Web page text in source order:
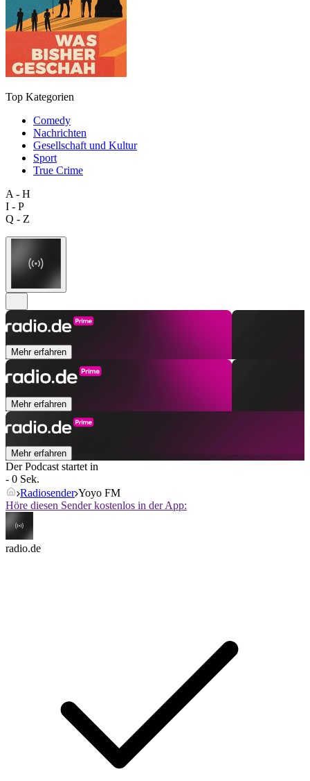
Top Kategorien
Comedy
Nachrichten
Gesellschaft und Kultur
Sport
True Crime
A - H
I - P
Q - Z
Mehr erfahren
Mehr erfahren
Mehr erfahren
Der Podcast startet in
- 0 Sek.
Radiosender Yoyo FM
Höre diesen Sender kostenlos in der App:
radio.de